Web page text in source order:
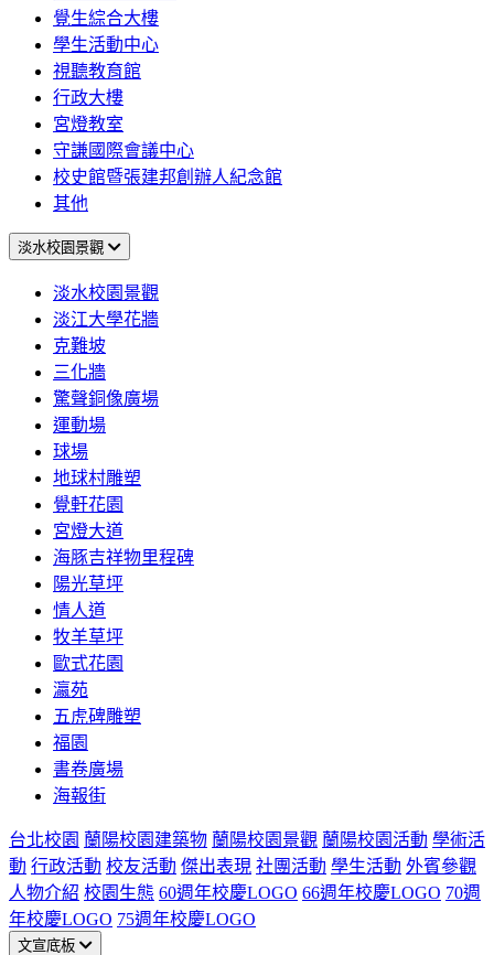
覺生綜合大樓
學生活動中心
視聽教育館
行政大樓
宮燈教室
守謙國際會議中心
校史館暨張建邦創辦人紀念館
其他
淡水校園景觀
淡水校園景觀
淡江大學花牆
克難坡
三化牆
驚聲銅像廣場
運動場
球場
地球村雕塑
覺軒花園
宮燈大道
海豚吉祥物里程碑
陽光草坪
情人道
牧羊草坪
歐式花園
瀛苑
五虎碑雕塑
福園
書卷廣場
海報街
台北校園 蘭陽校園建築物 蘭陽校園景觀 蘭陽校園活動 學術活
動 行政活動 校友活動 傑出表現 社團活動 學生活動 外賓參觀
人物介紹 校園生態 60週年校慶LOGO 66週年校慶LOGO 70週
年校慶LOGO 75週年校慶LOGO
文宣底板